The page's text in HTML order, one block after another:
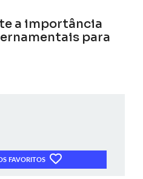
a importância
para
FAVORITOS